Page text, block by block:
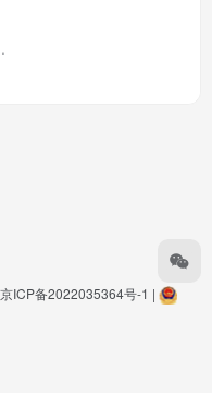
京ICP备2022035364号-1 |